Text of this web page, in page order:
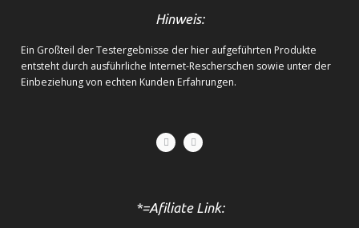
Hinweis:
Ein Großteil der Testergebnisse der hier aufgeführten Produkte
entsteht durch ausführliche Internet-Rescherschen sowie unter der
Einbeziehung von echten Kunden Erfahrungen.
*=Afiliate Link: